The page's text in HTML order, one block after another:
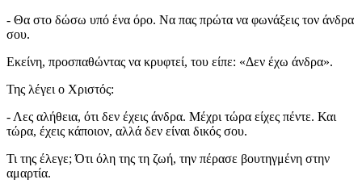
- Θα στο δώσω υπό ένα όρο. Να πας πρώτα να φωνάξεις τον άνδρα
σου.
Εκείνη, προσπαθώντας να κρυφτεί, του είπε: «Δεν έχω άνδρα».
Της λέγει ο Χριστός:
- Λες αλήθεια, ότι δεν έχεις άνδρα. Μέχρι τώρα είχες πέντε. Και
τώρα, έχεις κάποιον, αλλά δεν είναι δικός σου.
Τι της έλεγε; Ότι όλη της τη ζωή, την πέρασε βουτηγμένη στην
αμαρτία.